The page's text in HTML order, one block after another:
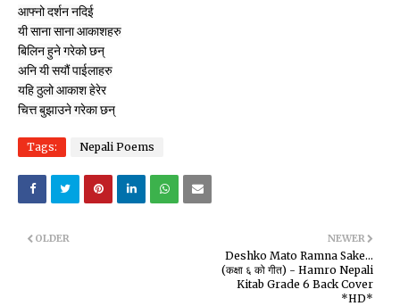
आफ्नो दर्शन नदिई
यी साना साना आकाशहरु
बिलिन हुने गरेको छन्
अनि यी सयौं पाईलाहरु
यहि ठुलो आकाश हेरेर
चित्त बुझाउने गरेका छन्
Tags: Nepali Poems
NEWER
Deshko Mato Ramna Sake...
(कक्षा ६ को गीत) - Hamro Nepali
Kitab Grade 6 Back Cover
*HD*
OLDER